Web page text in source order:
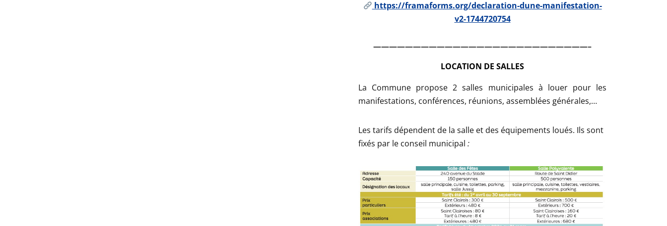
https://framaforms.org/declaration-dune-manifestation-
v2-1744720754
———————————————————————————–
LOCATION DE SALLES
La Commune propose 2 salles municipales à louer pour les
manifestations, conférences, réunions, assemblées générales,…
Les tarifs dépendent de la salle et des équipements loués. Ils sont
fixés par le conseil municipal :